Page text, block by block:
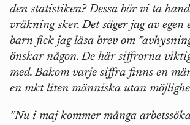
den statistiken? Dessa bör vi ta
vräkning sker. Det säger jag av egen
barn fick jag läsa brev om
önskar någon. De här siffrorna
med. Bakom varje siffra finns en
en mkt liten människa utan
”Nu i maj kommer många